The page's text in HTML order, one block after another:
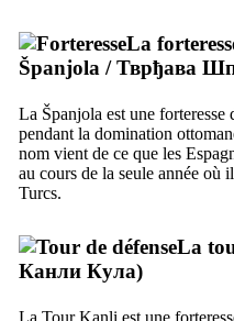
La
Španjola /Тврђава
La Španjola est une forteresse
pendant la domination
nom vient de ce que les
au cours de la seule année où
Turcs.
La
Канли Кула)
La TourKanli est une